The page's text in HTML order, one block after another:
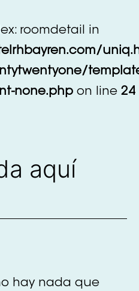
roomdetail in
none.php on line 24
aquí
hay nada que